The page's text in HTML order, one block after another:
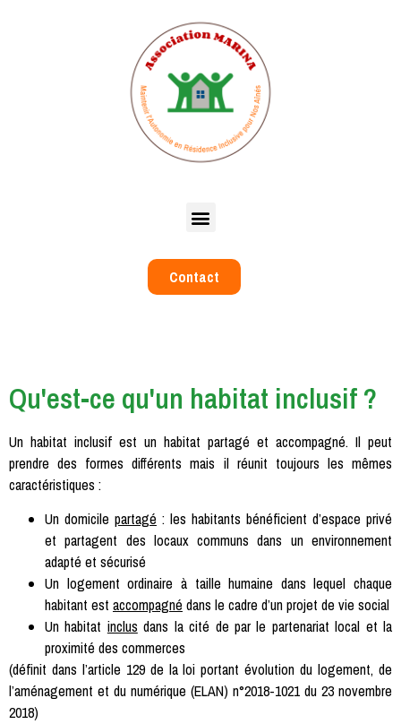
Contact
Qu'est-ce qu'un habitat inclusif ?
Un habitat inclusif est un habitat partagé et accompagné. Il peut
prendre des formes différents mais il réunit toujours les mêmes
caractéristiques :
Un domicile partagé : les habitants bénéficient d’espace privé
et partagent des locaux communs dans un environnement
adapté et sécurisé
Un logement ordinaire à taille humaine dans lequel chaque
habitant est accompagné dans le cadre d’un projet de vie social
Un habitat inclus dans la cité de par le partenariat local et la
proximité des commerces
(définit dans l’article 129 de la loi portant évolution du logement, de
l’aménagement et du numérique (ELAN) n°2018-1021 du 23 novembre
2018)